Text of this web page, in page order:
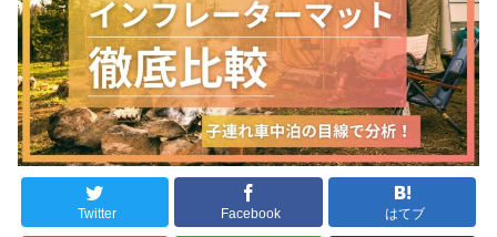
Twitter Facebook はてブ